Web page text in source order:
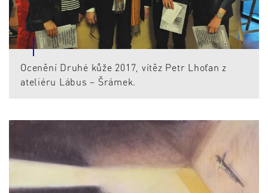
Ocenění Druhé kůže 2017, vítěz Petr Lhoťan z
ateliéru Lábus – Šrámek.